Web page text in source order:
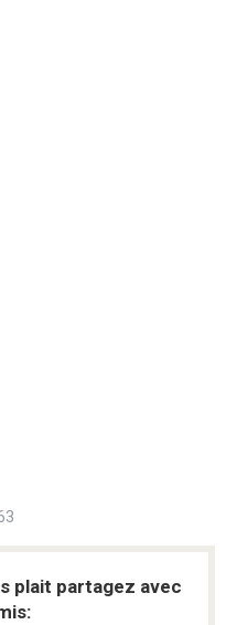
plait partagez avec